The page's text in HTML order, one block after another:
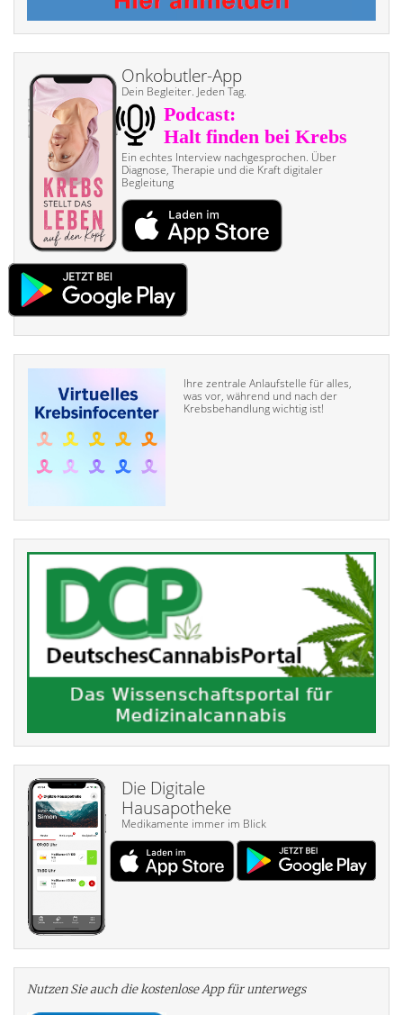
Onkobutler-App
Dein Begleiter. Jeden Tag.
Ein echtes Interview nach­gesprochen. Über
Diagnose, Therapie und die Kraft digitaler
Begleitung
Ihre zentrale Anlaufstelle für alles,
was vor, während und nach der
Krebsbehandlung wichtig ist!
Die Digitale
Hausapotheke
Medikamente immer im Blick
Nutzen Sie auch die kosten­lose App für unterwegs